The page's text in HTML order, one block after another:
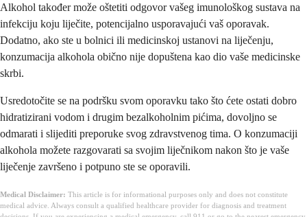
Alkohol također može oštetiti odgovor vašeg imunološkog sustava na
infekciju koju liječite, potencijalno usporavajući vaš oporavak.
Dodatno, ako ste u bolnici ili medicinskoj ustanovi na liječenju,
konzumacija alkohola obično nije dopuštena kao dio vaše medicinske
skrbi.
Usredotočite se na podršku svom oporavku tako što ćete ostati dobro
hidratizirani vodom i drugim bezalkoholnim pićima, dovoljno se
odmarati i slijediti preporuke svog zdravstvenog tima. O konzumaciji
alkohola možete razgovarati sa svojim liječnikom nakon što je vaše
liječenje završeno i potpuno ste se oporavili.
Medical Disclaimer: This article is for informational purposes only and does not constitute
medical advice. Always consult a qualified healthcare provider for diagnosis and treatment